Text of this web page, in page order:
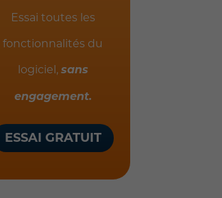
Essai toutes les
fonctionnalités du
logiciel, sans
engagement.
ESSAI GRATUIT